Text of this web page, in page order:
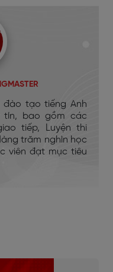
đào tạo tiếng Anh
tín, bao gồm các
tiếp, Luyện thi
trăm nghìn học
viên đạt mục tiêu